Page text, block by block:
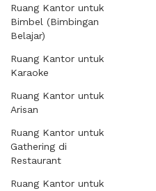
Ruang Kantor untuk
Bimbel (Bimbingan
Belajar)
Ruang Kantor untuk
Karaoke
Ruang Kantor untuk
Arisan
Ruang Kantor untuk
Gathering di
Restaurant
Ruang Kantor untuk